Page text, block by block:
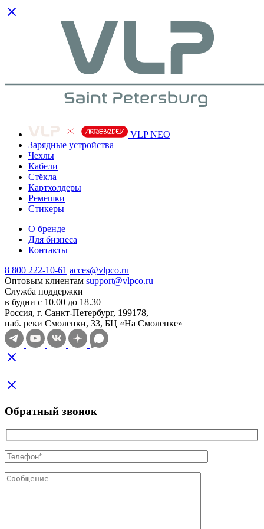
VLP NEO
Зарядные устройства
Чехлы
Кабели
Cтёкла
Картхолдеры
Ремешки
Стикеры
О бренде
Для бизнеса
Контакты
8 800 222-10-61 acces@vlpco.ru
Оптовым клиентам support@vlpco.ru
Служба поддержки
в будни с 10.00 до 18.30
Россия, г. Санкт-Петербург, 199178,
наб. реки Смоленки, 33, БЦ «На Смоленке»
Обратный звонок